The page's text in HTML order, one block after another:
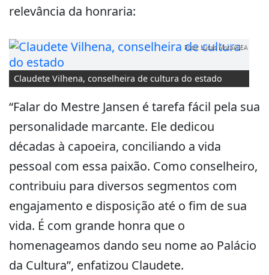
relevância da honraria:
Claudete Vilhena, conselheira de cultura do estado
Foto: Lucas Mota/GEA
“Falar do Mestre Jansen é tarefa fácil pela sua
personalidade marcante. Ele dedicou
décadas à capoeira, conciliando a vida
pessoal com essa paixão. Como conselheiro,
contribuiu para diversos segmentos com
engajamento e disposição até o fim de sua
vida. É com grande honra que o
homenageamos dando seu nome ao Palácio
da Cultura”, enfatizou Claudete.